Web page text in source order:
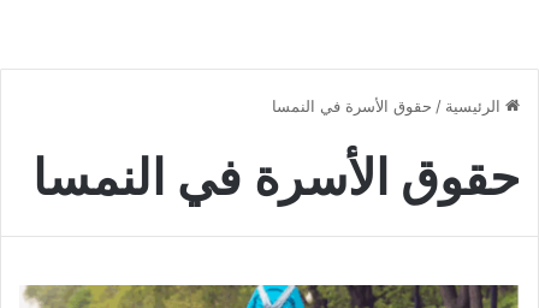
الرئيسية / حقوق الأسرة في النمسا
حقوق الأسرة في النمسا